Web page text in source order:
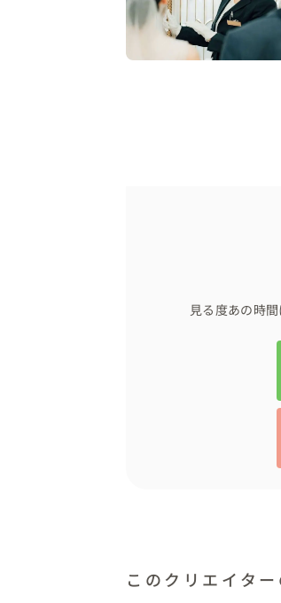
「私たちに合う提案をし
「ヘアメイクにもこだわ
そんなカップル様、一
一生に一度。大切な人
お二人の幸せを残すお
見る度あの時
このクリエイタ